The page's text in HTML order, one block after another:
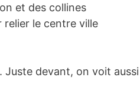
et des collines
relier le centre ville
Juste devant, on voit aussi